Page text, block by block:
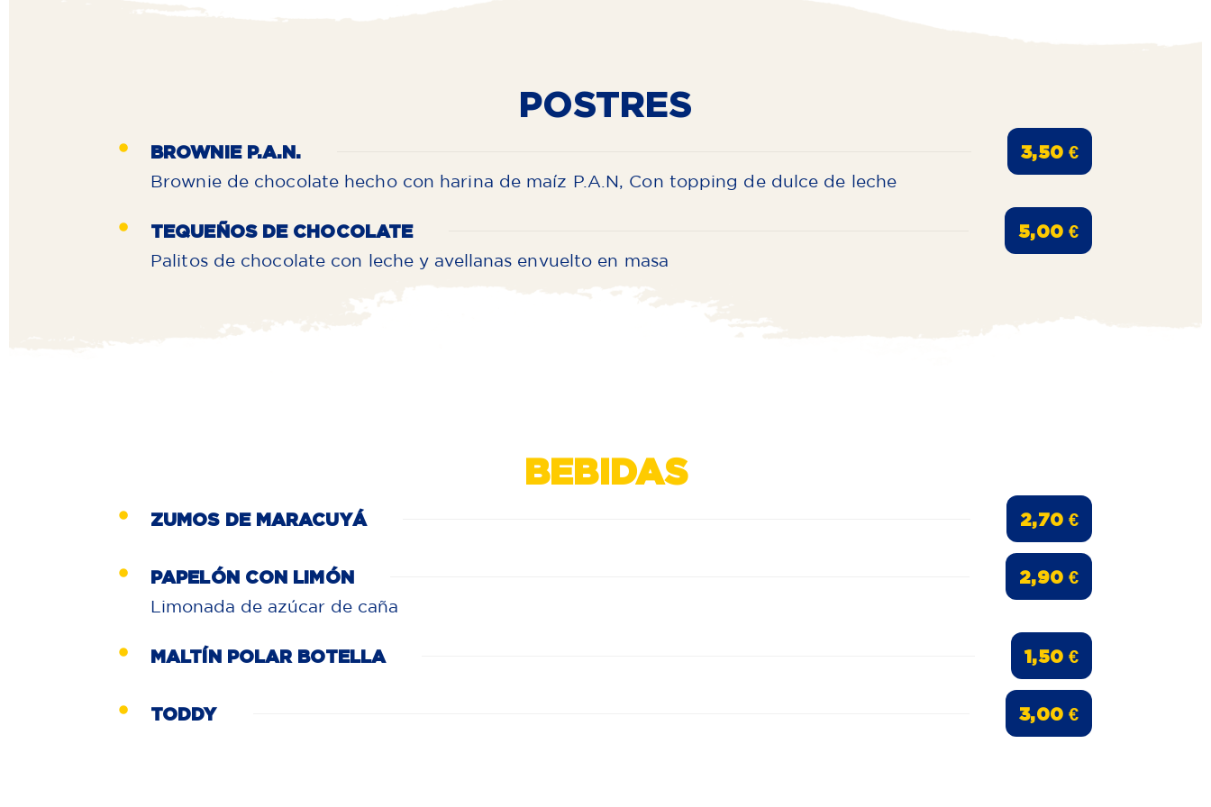
POSTRES
BROWNIE P.A.N. 3,50 €
Brownie de chocolate hecho con harina de maíz P.A.N, Con topping de dulce de leche
TEQUEÑOS DE CHOCOLATE 5,00 €
Palitos de chocolate con leche y avellanas envuelto en masa
BEBIDAS
ZUMOS DE MARACUYÁ 2,70 €
PAPELÓN CON LIMÓN 2,90 €
Limonada de azúcar de caña
MALTÍN POLAR BOTELLA 1,50 €
TODDY 3,00 €